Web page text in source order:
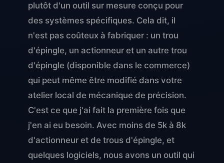
plutôt d'un outil sur mesure conçu pour
des systèmes spécifiques. Cela dit, il
n'est pas coûteux à fabriquer : un trou
d'épingle, un actionneur et un autre trou
d'épingle (disponible dans le commerce)
qui peut même être modifié dans votre
atelier local de mécanique de précision.
C'est ce que j'ai fait la première fois que
j'en ai eu besoin. Avec moins de 5k à 8k
d'actionneur et de trous d'épingle, et
quelques logiciels, nous avons un outil qui